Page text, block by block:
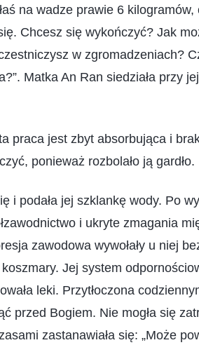
na wadze prawie 6
Chcesz się wykończyć? Jak
w zgromadzeniach?
Matka An Ran siedziała przy
praca jest zbyt absorbująca i
ponieważ rozbolało ją gardło.
i podała jej szklankę wody. Po
i ukryte zmagania
zawodowa wywołały u niej
Jej system
leki. Przytłoczona
przed Bogiem. Nie mogła się
zastanawiała się: „Może